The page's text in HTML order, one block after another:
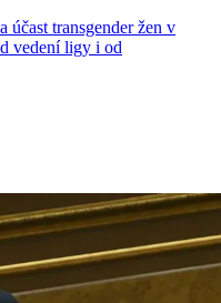
transgender žen v
vedení ligy i od